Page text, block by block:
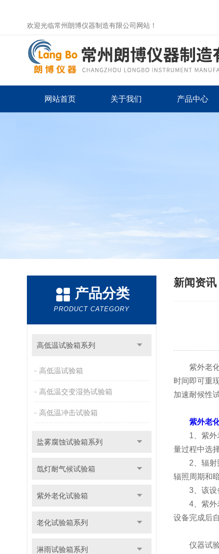
欢迎光临常州朗博仪器制造有限公司网站！
网站首页 关于我们 产品中心
产品分类
PRODUCT CATEGORY
高低温试验箱系列
高低温试验箱
高低温交变湿热试验箱
高低温冲击试验箱
盐雾腐蚀试验箱系列
氙灯耐气候试验箱
紫外老化试验箱
老化试验箱系列
淋雨试验箱系列
新闻资讯
紫外老化
时间即可重
加速耐候性
紫外老
1、紫外老
量过程中选
2、辐射照
辐照周期和
3、该设备
4、紫外老
设备完成后
仪器试验